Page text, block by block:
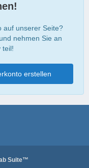
auf unserer Seite?
und nehmen Sie an
teil!
erstellen
Suite™